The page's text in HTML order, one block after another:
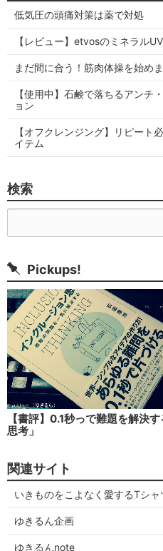
低気圧の頭痛対策は薬で対処
【レビュー】etvosのミネラル
まだ間に合う！筋肉体操を始め
【使用中】石鹸で落ちるアンチ
ョン
【オフクレンジング】リピート
イテム
検索
Pickups!
【書評】0.1秒っで難題を解決
思考」
関連サイト
いきものをこよなく愛するTシャ
ゆきるん企画
ゆきるんnote